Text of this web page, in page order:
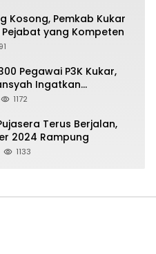
Kosong, Pemkab Kukar
yang Kompeten
Pegawai P3K Kukar,
Ingatkan
Baru
1172
Terus Berjalan,
2024 Rampung
1133